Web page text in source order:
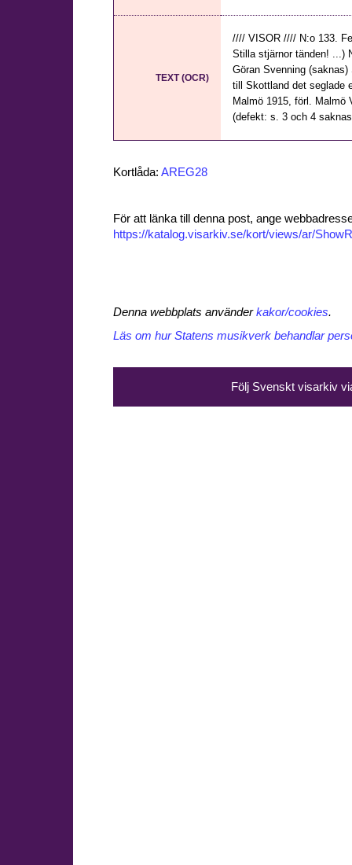
TEXT (OCR)
//// VISOR //// N:o 133.
Stilla stjärnor tänden! ...)
Göran Svenning
till Skottland det seglade
Malmö 1915, förl.
(defekt: s. 3 och 4
Kortlåda: AREG28
För att länka till denna post, ange
https://katalog.visarkiv.se/kort/views/ar/
Denna webbplats använderkakor/cookies.
Läs om hur Statens musikverk behandlar
Följ Svenskt visarkiv